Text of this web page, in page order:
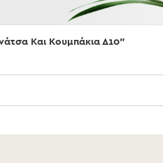
Και Κουμπάκια Δ10”